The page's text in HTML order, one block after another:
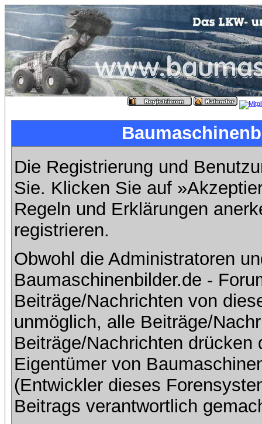
Die Registrierung und
Sie. Klicken Sie auf
Regeln und Erklärungen
registrieren.
Obwohl die Administratoren
Baumaschinenbilder.de -
Beiträge/Nachrichten von
unmöglich, alle Beiträge/
Beiträge/Nachrichten
Eigentümer von
(Entwickler dieses
Beitrags verantwortlich